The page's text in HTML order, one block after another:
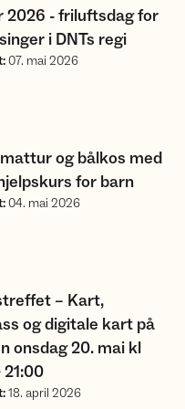
i DNTs regi
:07. mai 2026
2026 - friluftsdag for
i DNTs regi
for barn
:04. mai 2026
og bålkos med
for barn
kart på mobilen
:18. april 2026
– Kart,
og digitale kart på
onsdag 20. mai kl
21:00